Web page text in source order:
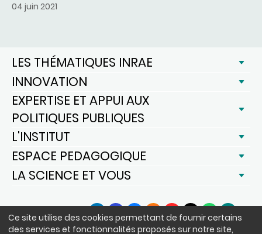
Ce site utilise des cookies permettant de fournir certains
des services et fonctionnalités proposés sur notre site,
04 juin 2021
LES THÉMATIQUES INRAE
INNOVATION
EXPERTISE ET APPUI AUX
POLITIQUES PUBLIQUES
L'INSTITUT
ESPACE PEDAGOGIQUE
LA SCIENCE ET VOUS
SUIVEZ-NOUS
LinkedInFacebook
BlueSkyInstagram
YouTube
X WhatsAppPodcasts